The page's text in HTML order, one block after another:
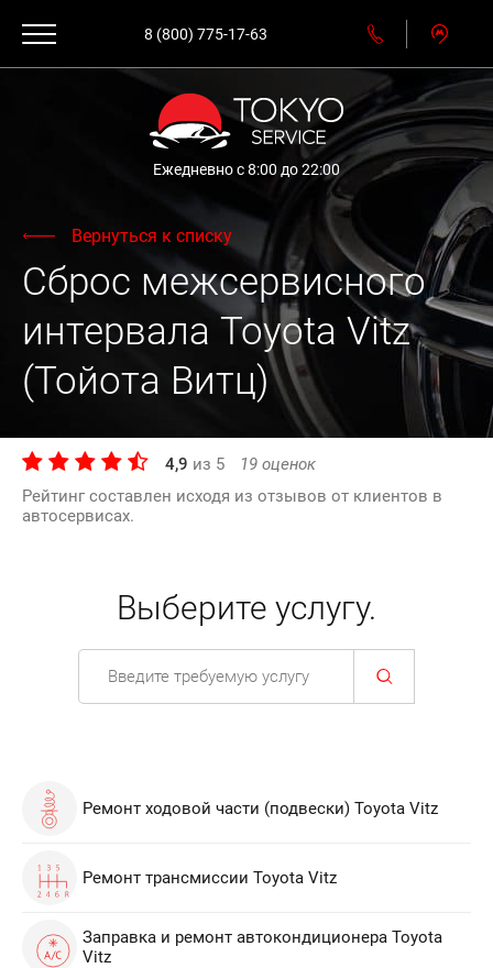
8 (800) 775-17-63
Ежедневно с 8:00 до 22:00
Вернуться к списку
Сброс межсервисного
интервала Toyota Vitz
(Тойота Витц)
4,9 из 5 19 оценок
Рейтинг составлен исходя из отзывов от клиентов в
автосервисах.
Выберите услугу.
Ремонт ходовой части (подвески) Toyota Vitz
Ремонт трансмиссии Toyota Vitz
Заправка и ремонт автокондиционера Toyota
Vitz